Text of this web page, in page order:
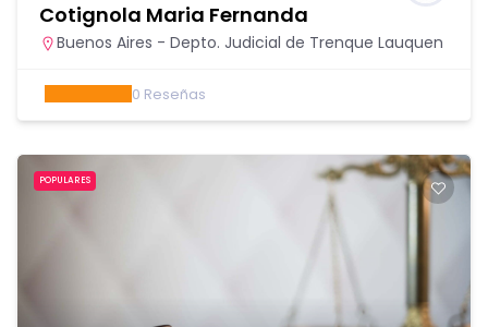
Cotignola Maria Fernanda
Buenos Aires - Depto. Judicial de Trenque Lauquen
0 Reseñas
POPULARES